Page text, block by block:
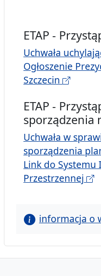
ETAP -
Uchwała
Ogłoszenie
Szczecin
ETAP -
sporządzenia
Uchwała w
sporządzenia
Link do
Przestrzennej
informacja o